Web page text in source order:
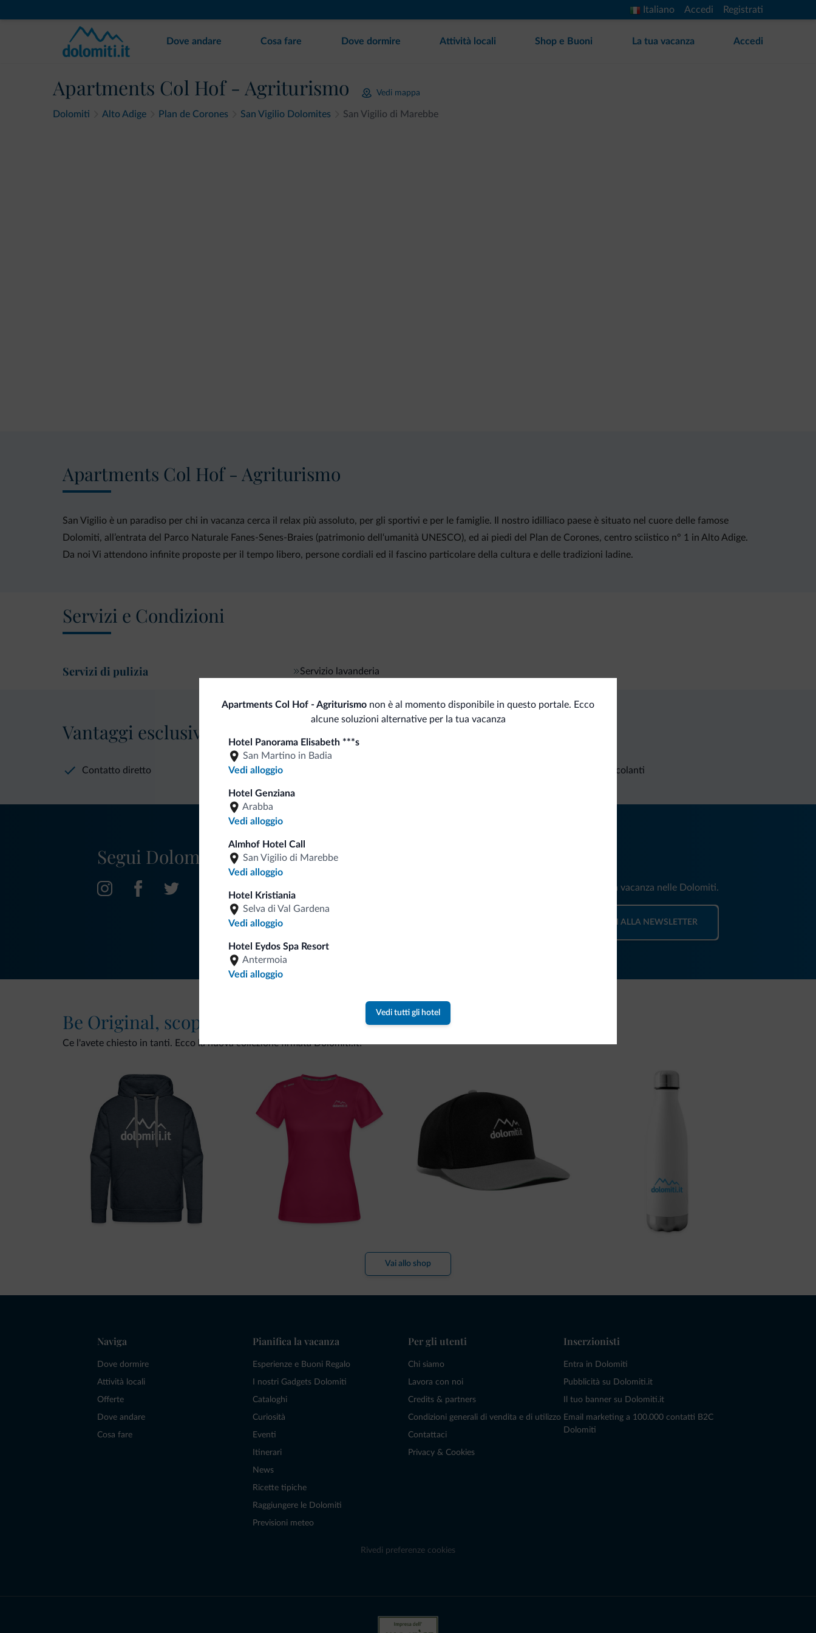
Italiano Accedi Registrati
Dove andare Cosa fare Dove dormire Attività locali Shop e Buoni La tua vacanza Accedi
Apartments Col Hof - Agriturismo Vedi mappa
Dolomiti Alto Adige Plan de Corones San Vigilio Dolomites San Vigilio di Marebbe
Apartments Col Hof - Agriturismo
San Vigilio è un paradiso per chi in vacanza cerca il relax più assoluto, per gli sportivi e per le famiglie. Il nostro idilliaco paese è situato nel cuore delle famose
Dolomiti, all’entrata del Parco Naturale Fanes-Senes-Braies (patrimonio dell‘umanità UNESCO), ed ai piedi del Plan de Corones, centro sciistico n° 1 in Alto Adige.
Da noi Vi attendono infinite proposte per il tempo libero, persone cordiali ed il fascino particolare della cultura e delle tradizioni ladine.
Servizi e Condizioni
Servizi di pulizia Servizio lavanderia
Apartments Col Hof - Agriturismo non è al momento disponibile in questo portale. Ecco
alcune soluzioni alternative per la tua vacanza
Hotel Panorama Elisabeth ***s
San Martino in Badia
Vedi alloggio
Hotel Genziana
Arabba
Vedi alloggio
Almhof Hotel Call
San Vigilio di Marebbe
Vedi alloggio
Hotel Kristiania
Selva di Val Gardena
Vedi alloggio
Hotel Eydos Spa Resort
Antermoia
Vedi alloggio
Vedi tutti gli hotel
Vantaggi esclusivi Dolomiti.it
Contatto diretto Richieste non vincolanti
Segui Dolomiti.it
Riceverai informazioni, offerte esclusive e news per la tua vacanza nelle Dolomiti.
ISCRIVITI ALLA NEWSLETTER
Be Original, scopri la nuova collezione
Ce l'avete chiesto in tanti. Ecco la nuova collezione firmata Dolomiti.it!
Vai allo shop
Naviga
Dove dormire
Attività locali
Offerte
Dove andare
Cosa fare
Pianifica la vacanza
Esperienze e Buoni Regalo
I nostri Gadgets Dolomiti
Cataloghi
Curiosità
Eventi
Itinerari
News
Ricette tipiche
Raggiungere le Dolomiti
Previsioni meteo
Per gli utenti
Chi siamo
Lavora con noi
Credits & partners
Condizioni generali di vendita e di utilizzo
Contattaci
Privacy & Cookies
Inserzionisti
Entra in Dolomiti
Pubblicità su Dolomiti.it
Il tuo banner su Dolomiti.it
Email marketing a 100.000 contatti B2C
Dolomiti
Rivedi preferenze cookies